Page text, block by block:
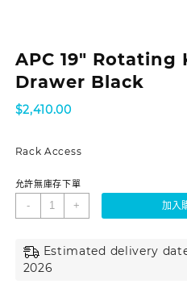
APC 19″ Rotating
Drawer Black
$2,410.00
Rack Access
允許無庫存下單
- + 加入
Estimated delivery
2026